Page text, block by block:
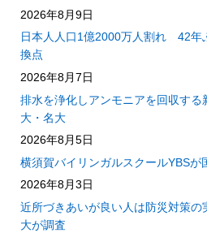
2026年8月9日
日本人人口1億2000万人割れ 42年
換点
2026年8月7日
排水を浄化しアンモニアを回収す
大・名大
2026年8月5日
横須賀バイリンガルスクールYBSが
2026年8月3日
近所づきあいが良い人は防災対策
大が調査